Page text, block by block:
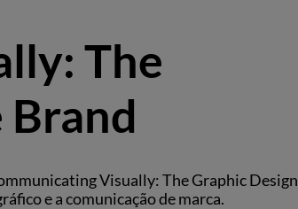
The
Visually: The Graphic Design
e a comunicação de marca.